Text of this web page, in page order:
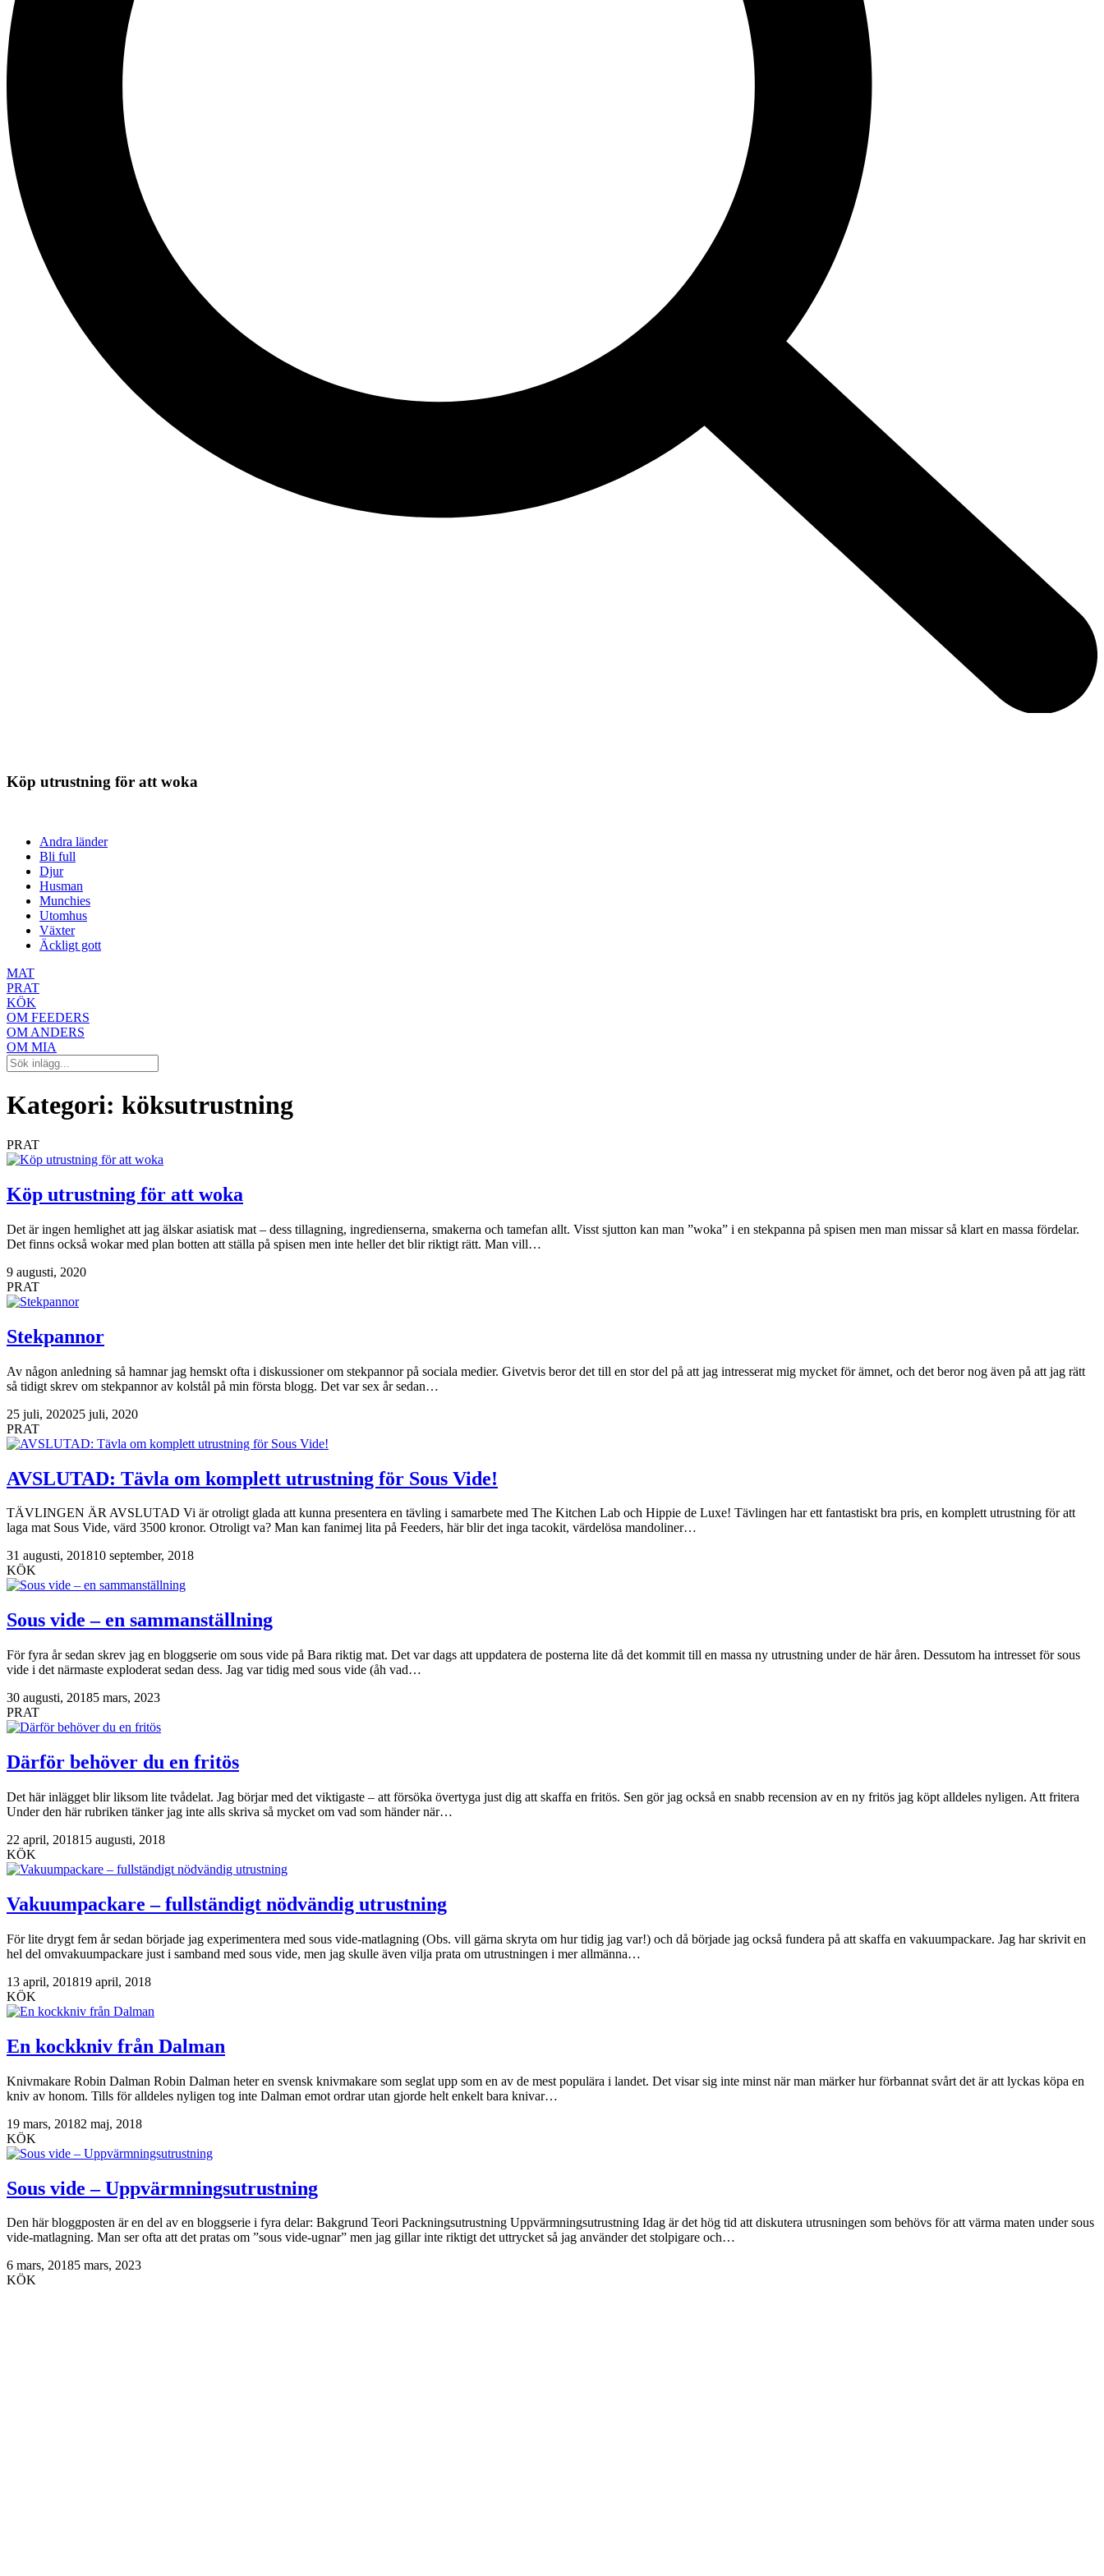
Köp utrustning för att woka
Andra länder
Bli full
Djur
Husman
Munchies
Utomhus
Växter
Äckligt gott
MAT
PRAT
KÖK
OM FEEDERS
OM ANDERS
OM MIA
Kategori: köksutrustning
PRAT
Köp utrustning för att woka
Det är ingen hemlighet att jag älskar asiatisk mat – dess tillagning, ingredienserna, smakerna och tamefan allt. Visst sjutton kan man ”woka” i en stekpanna på spisen men man missar så klart en massa fördelar.
Det finns också wokar med plan botten att ställa på spisen men inte heller det blir riktigt rätt. Man vill…
9 augusti, 2020
PRAT
Stekpannor
Av någon anledning så hamnar jag hemskt ofta i diskussioner om stekpannor på sociala medier. Givetvis beror det till en stor del på att jag intresserat mig mycket för ämnet, och det beror nog även på att jag rätt
så tidigt skrev om stekpannor av kolstål på min första blogg. Det var sex år sedan…
25 juli, 202025 juli, 2020
PRAT
AVSLUTAD: Tävla om komplett utrustning för Sous Vide!
TÄVLINGEN ÄR AVSLUTAD Vi är otroligt glada att kunna presentera en tävling i samarbete med The Kitchen Lab och Hippie de Luxe! Tävlingen har ett fantastiskt bra pris, en komplett utrustning för att
laga mat Sous Vide, värd 3500 kronor. Otroligt va? Man kan fanimej lita på Feeders, här blir det inga tacokit, värdelösa mandoliner…
31 augusti, 201810 september, 2018
KÖK
Sous vide – en sammanställning
För fyra år sedan skrev jag en bloggserie om sous vide på Bara riktig mat. Det var dags att uppdatera de posterna lite då det kommit till en massa ny utrustning under de här åren. Dessutom ha intresset för sous
vide i det närmaste exploderat sedan dess. Jag var tidig med sous vide (åh vad…
30 augusti, 20185 mars, 2023
PRAT
Därför behöver du en fritös
Det här inlägget blir liksom lite tvådelat. Jag börjar med det viktigaste – att försöka övertyga just dig att skaffa en fritös. Sen gör jag också en snabb recension av en ny fritös jag köpt alldeles nyligen. Att fritera
Under den här rubriken tänker jag inte alls skriva så mycket om vad som händer när…
22 april, 201815 augusti, 2018
KÖK
Vakuumpackare – fullständigt nödvändig utrustning
För lite drygt fem år sedan började jag experimentera med sous vide-matlagning (Obs. vill gärna skryta om hur tidig jag var!) och då började jag också fundera på att skaffa en vakuumpackare. Jag har skrivit en
hel del omvakuumpackare just i samband med sous vide, men jag skulle även vilja prata om utrustningen i mer allmänna…
13 april, 201819 april, 2018
KÖK
En kockkniv från Dalman
Knivmakare Robin Dalman Robin Dalman heter en svensk knivmakare som seglat upp som en av de mest populära i landet. Det visar sig inte minst när man märker hur förbannat svårt det är att lyckas köpa en
kniv av honom. Tills för alldeles nyligen tog inte Dalman emot ordrar utan gjorde helt enkelt bara knivar…
19 mars, 20182 maj, 2018
KÖK
Sous vide – Uppvärmningsutrustning
Den här bloggposten är en del av en bloggserie i fyra delar: Bakgrund Teori Packningsutrustning Uppvärmningsutrustning Idag är det hög tid att diskutera utrusningen som behövs för att värma maten under sous
vide-matlagning. Man ser ofta att det pratas om ”sous vide-ugnar” men jag gillar inte riktigt det uttrycket så jag använder det stolpigare och…
6 mars, 20185 mars, 2023
KÖK